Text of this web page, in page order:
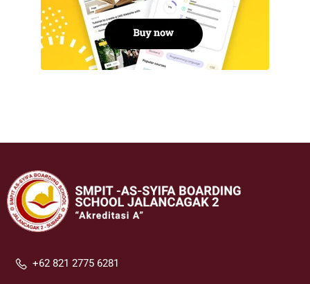
+62 821 2775 6281